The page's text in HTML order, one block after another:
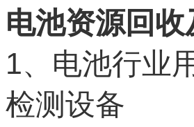
电池资源回收
1、电池行业
检测设备